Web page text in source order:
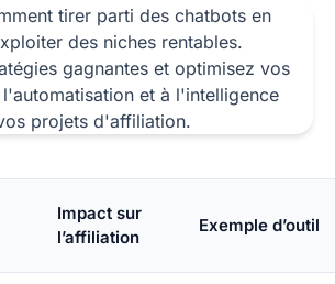
Impact sur
l’affiliation
Exemple d’outil